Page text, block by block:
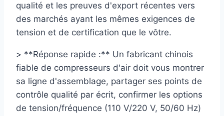
qualité et les preuves d'export récentes vers
des marchés ayant les mêmes exigences de
tension et de certification que le vôtre.
> **Réponse rapide :** Un fabricant chinois
fiable de compresseurs d'air doit vous montrer
sa ligne d'assemblage, partager ses points de
contrôle qualité par écrit, confirmer les options
de tension/fréquence (110 V/220 V, 50/60 Hz)